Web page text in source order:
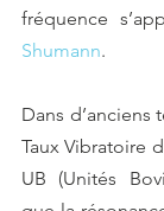
fréquence
Shumann.
Dans d’anciens
Taux Vibratoire
UB (Unités